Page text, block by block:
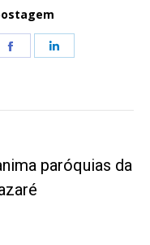
Share
paróquias da